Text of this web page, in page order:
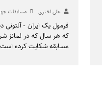
علی اختری مسابقات
فرمول یک ایران - آنتونی
که هر سال که در لمانز
مسابقه شکایت کرده است